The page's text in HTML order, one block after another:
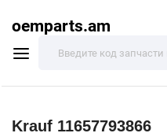
oemparts.am
Krauf 11657793866